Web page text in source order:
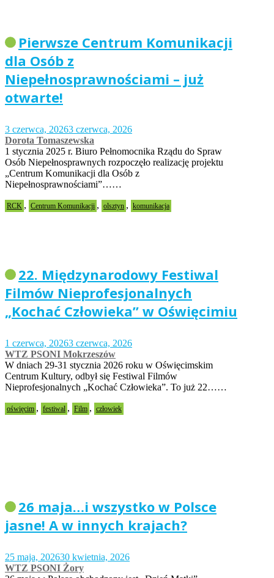
Pierwsze Centrum Komunikacji
dla Osób z
Niepełnosprawnościami – już
otwarte!
3 czerwca, 20263 czerwca, 2026
Dorota Tomaszewska
1 stycznia 2025 r. Biuro Pełnomocnika Rządu do Spraw
Osób Niepełnosprawnych rozpoczęło realizację projektu
„Centrum Komunikacji dla Osób z
Niepełnosprawnościami”……
RCK , Centrum Komunikacji , olsztyn , komunikacja
22. Międzynarodowy Festiwal
Filmów Nieprofesjonalnych
„Kochać Człowieka” w Oświęcimiu
1 czerwca, 20263 czerwca, 2026
WTZ PSONI Mokrzeszów
W dniach 29-31 stycznia 2026 roku w Oświęcimskim
Centrum Kultury, odbył się Festiwal Filmów
Nieprofesjonalnych „Kochać Człowieka”. To już 22……
oświęcim , festiwal , Film , człowiek
26 maja…i wszystko w Polsce
jasne! A w innych krajach?
25 maja, 202630 kwietnia, 2026
WTZ PSONI Żory